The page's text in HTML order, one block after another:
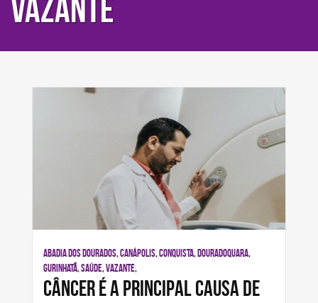
VAZANTE
ABADIA DOS DOURADOS, CANÁPOLIS, CONQUISTA, DOURADOQUARA,
GURINHATÃ, SAÚDE, VAZANTE,
Câncer é a principal causa de